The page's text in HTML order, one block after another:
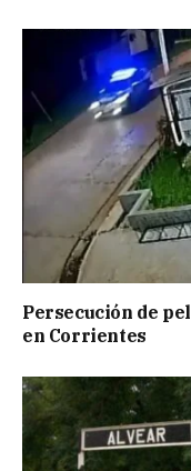
Persecución de
en Corrientes